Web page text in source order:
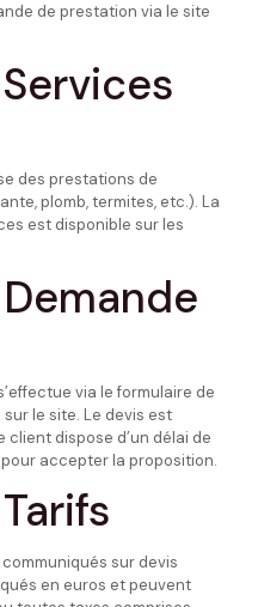
de prestation via le site
des prestations de
plomb, termites, etc.). La
est disponible sur les
via le formulaire de
le site. Le devis est
dispose d’un délai de
accepter la proposition.
sur devis
en euros et peuvent